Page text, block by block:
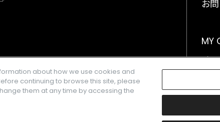
お
MY
メ
about how we use cookies and
continuing to browse this site, please
them at any time by accessing the